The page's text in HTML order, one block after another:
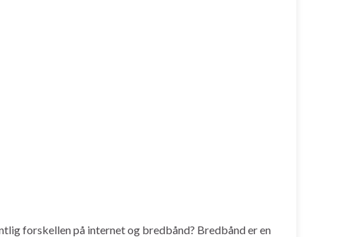
forskellen på internet og bredbånd? Bredbånd er en